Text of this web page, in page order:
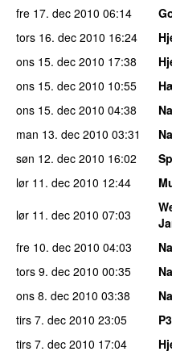
fre 17. dec 2010 06:14
tors 16. dec 2010 16:24
ons 15. dec 2010 17:38
ons 15. dec 2010 10:55
ons 15. dec 2010 04:38
man 13. dec 2010 03:31
søn 12. dec 2010 16:02
lør 11. dec 2010 12:44
lør 11. dec 2010 07:03
fre 10. dec 2010 04:03
tors 9. dec 2010 00:35
ons 8. dec 2010 03:38
tirs 7. dec 2010 23:05
tirs 7. dec 2010 17:04